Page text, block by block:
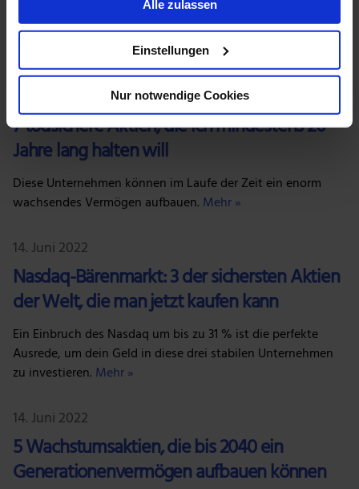
Trigger Symbol ändern oder widerrufen
Wenn Sie es erlauben, würden wir auch gerne:
Informationen über Ihre geografische Lage
bestimmten Merkmalen (Fingerprinting) identifizieren
Erfahren Sie mehr darüber, wie Ihre persönlichen Daten
verarbeitet werden, und legen Sie Ihre Präferenzen im
Abschnitt Einzelheiten fest.
personalisieren, Funktionen für soziale Medien anbieten
zu können und die Zugriffe auf unsere Website zu
analysieren. Außerdem geben wir Informationen zu
deiner Verwendung unserer Website an unsere Partner
für soziale Medien, Werbung und Analysen weiter.
Unsere Partner führen diese Informationen
möglicherweise mit weiteren Daten zusammen, die du
Nutzung der Dienste gesammelt haben.
Alle zulassen
Einstellungen
Nur notwendige Cookies
Vermögensverwalter stürzten sich im ersten Quartal auf
diese schnell wachsenden Unternehmen.
7 todsichere Aktien, die ich mindestens 20
Jahre lang halten will
Diese Unternehmen können im Laufe der Zeit ein enorm
wachsendes Vermögen aufbauen. Mehr »
14. Juni 2022
Nasdaq-Bärenmarkt: 3 der sichersten Aktien
der Welt, die man jetzt kaufen kann
Ein Einbruch des Nasdaq um bis zu 31 % ist die perfekte
Ausrede, um dein Geld in diese drei stabilen Unternehmen
zu investieren. Mehr »
14. Juni 2022
5 Wachstumsaktien, die bis 2040 ein
Generationenvermögen aufbauen können